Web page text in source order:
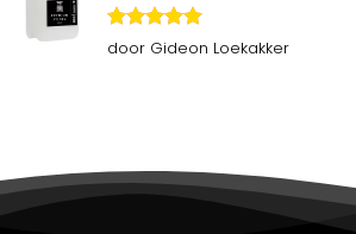
Gewaardeerd
door Gideon Loekakker